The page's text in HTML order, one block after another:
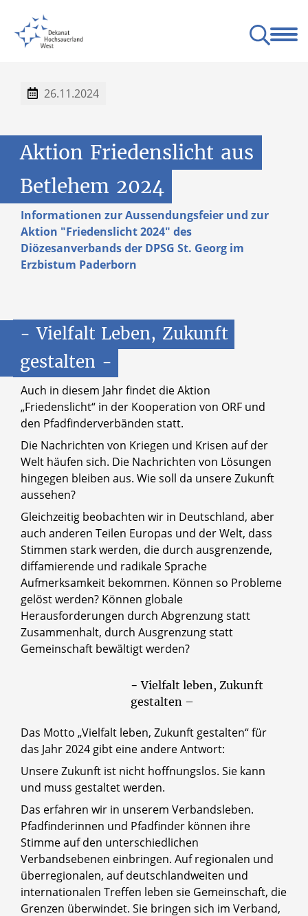
26.11.2024
Aktion Friedenslicht aus
Betlehem 2024
Informationen zur Aussendungsfeier und zur
Aktion "Friedenslicht 2024" des
Diözesanverbands der DPSG St. Georg im
Erzbistum Paderborn
- Vielfalt Leben, Zukunft
gestalten -
Auch in diesem Jahr findet die Aktion
„Friedenslicht“ in der Kooperation von ORF und
den Pfadfinderverbänden statt.
Die Nachrichten von Kriegen und Krisen auf der
Welt häufen sich. Die Nachrichten von Lösungen
hingegen bleiben aus. Wie soll da unsere Zukunft
aussehen?
Gleichzeitig beobachten wir in Deutschland, aber
auch anderen Teilen Europas und der Welt, dass
Stimmen stark werden, die durch ausgrenzende,
diffamierende und radikale Sprache
Aufmerksamkeit bekommen. Können so Probleme
gelöst werden? Können globale
Herausforderungen durch Abgrenzung statt
Zusammenhalt, durch Ausgrenzung statt
Gemeinschaft bewältigt werden?
− Vielfalt leben, Zukunft
gestalten –
Das Motto „Vielfalt leben, Zukunft gestalten“ für
das Jahr 2024 gibt eine andere Antwort:
Unsere Zukunft ist nicht hoffnungslos. Sie kann
und muss gestaltet werden.
Das erfahren wir in unserem Verbandsleben.
Pfadfinderinnen und Pfadfinder können ihre
Stimme auf den unterschiedlichen
Verbandsebenen einbringen. Auf regionalen und
überregionalen, auf deutschlandweiten und
internationalen Treffen leben sie Gemeinschaft, die
Grenzen überwindet. Sie bringen sich im Verband,